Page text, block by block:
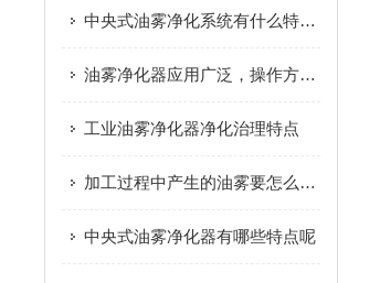
中央式油雾净化系统有什么特点呢
油雾净化器应用广泛，操作方便安全
工业油雾净化器净化治理特点
加工过程中产生的油雾要怎么处理呢
中央式油雾净化器有哪些特点呢